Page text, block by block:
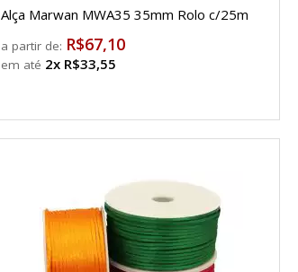
Alça Marwan MWA35 35mm Rolo c/25m
a partir de: R$67,10
2x R$33,55